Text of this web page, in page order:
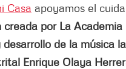
Casa apoyamos el
creada por La
de la música
Enrique Olaya